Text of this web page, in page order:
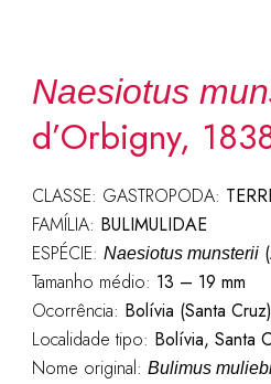
Naesiotus
d’Orbigny,
CLASSE: GASTROPODA:
FAMÍLIA: BULIMULIDAE
ESPÉCIE: Naesiotus munsterii
Tamanho médio: 13 – 19 mm
Ocorrência: Bolívia (Santa
Localidade tipo: Bolívia, Santa
Nome original: Bulimus